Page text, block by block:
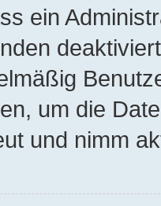
ein
um die
und nimm